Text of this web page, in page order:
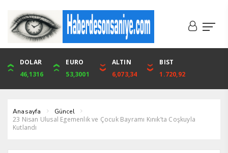
DOLAR
46,1316
EURO
53,3001
ALTIN
6,073,34
BIST
1.720,92
ONS
4,094,16
ALTIN
6,073,34
ÇEYREK
9,929,91
CUMHURİYET
42,104,00
Anasayfa Güncel
23 Nisan Ulusal Egemenlik ve Çocuk Bayramı Kınık’ta Coşkuyla
Kutlandı